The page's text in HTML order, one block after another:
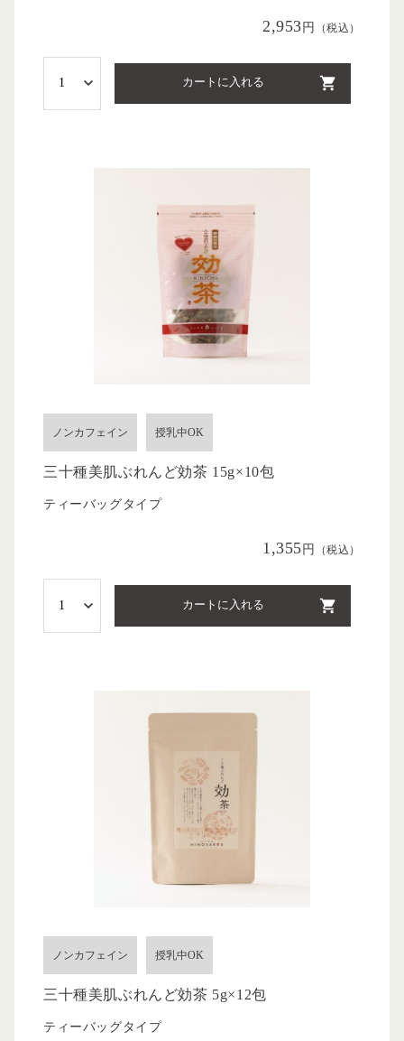
2,953円 （税込）
カートに入れる
ノンカフェイン 授乳中OK
三十種美肌ぶれんど効茶 15g×10包
ティーバッグタイプ
1,355 円 （税込）
カートに入れる
ノンカフェイン 授乳中OK
三十種美肌ぶれんど効茶 5g×12包
ティーバッグタイプ